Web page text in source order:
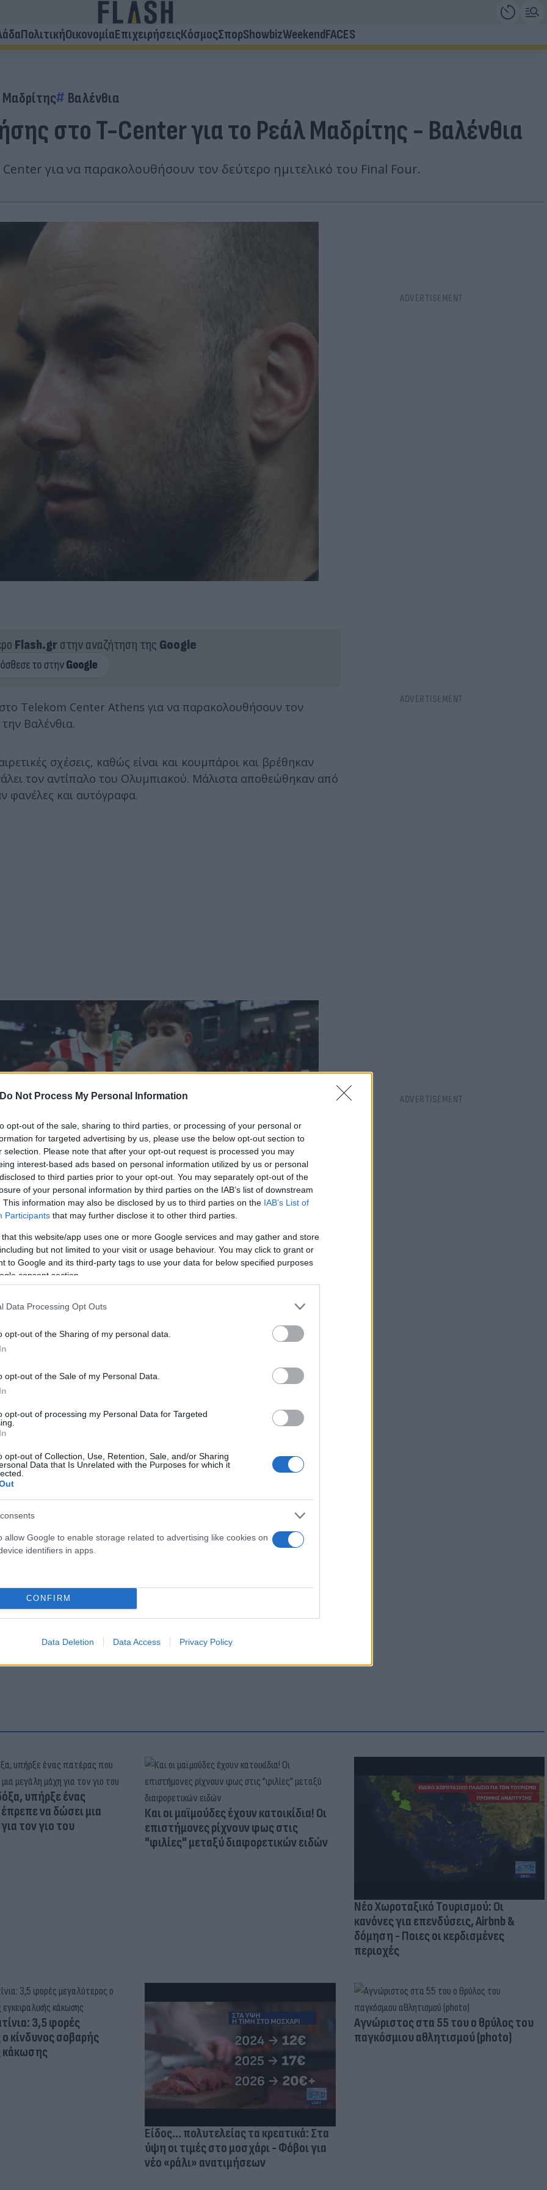
Do Not Process My Personal Information
opt-out of the sale, sharing to third parties, or processing of your personal or
for targeted advertising by us, please use the below opt-out section to
selection. Please note that after your opt-out request is processed you may
interest-based ads based on personal information utilized by us or personal
to third parties prior to your opt-out. You may separately opt-out of the
of your personal information by third parties on the IAB’s list of downstream
This information may also be disclosed by us to third parties on the IAB’s List of
Participants that may further disclose it to other third parties.
that this website/app uses one or more Google services and may gather and store
but not limited to your visit or usage behaviour. You may click to grant or
to Google and its third-party tags to use your data for below specified purposes
consent section.
Data Processing Opt Outs
opt-out of the Sharing of my personal data.
opt-out of the Sale of my Personal Data.
opt-out of processing my Personal Data for Targeted
opt-out of Collection, Use, Retention, Sale, and/or Sharing
Data that Is Unrelated with the Purposes for which it
allow Google to enable storage related to advertising like cookies on
identifiers in apps.
CONFIRM
Data Deletion Data Access Privacy Policy
ΠολιτικήΟικονομίαΕπιχειρήσειςΚόσμοςΣπορShowbizWeekendFACES
Βαλένθια
στο T-Center για το Ρεάλ Μαδρίτης - Βαλένθια
για να παρακολουθήσουν τον δεύτερο ημιτελικό του Final Four.
Flash.grστην αναζήτηση της Google
Telekom Center Athens για να παρακολουθήσουν τον
Βαλένθια.
σχέσεις, καθώς είναι και κουμπάροι και βρέθηκαν
τον αντίπαλο του Ολυμπιακού. Μάλιστα αποθεώθηκαν από
φανέλες και αυτόγραφα.
Flash.grστην αναζήτηση τηςGoogle
φαβορί στον τελικό»
μπακλαβά στη Ρεάλ αλλά έμεινε με το ταψί στο χέρι
υπήρξε ένας
να δώσει μια
τον γιο του
Και οι μαϊμούδες έχουν κατοικίδια! Οι
επιστήμονες ρίχνουν φως στις
"φιλίες" μεταξύ διαφορετικών ειδών
Νέο Χωροταξικό Τουρισμού: Οι
κανόνες για επενδύσεις, Airbnb &
δόμηση - Ποιες οι κερδισμένες
περιοχές
3,5 φορές
κίνδυνος σοβαρής
κάκωσης
Είδος... πολυτελείας τα κρεατικά: Στα
ύψη οι τιμές στο μοσχάρι - Φόβοι για
νέο «ράλι» ανατιμήσεων
Aγνώριστος στα 55 του ο θρύλος του
παγκόσμιου αθλητισμού (photo)